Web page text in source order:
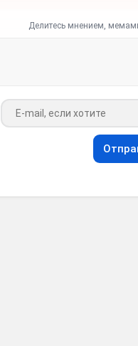
Делитесь мнением,
Ваш e-mail